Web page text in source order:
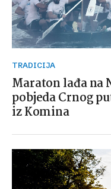
TRADICIJA
Maraton lađa na
pobjeda Crnog
iz Komina